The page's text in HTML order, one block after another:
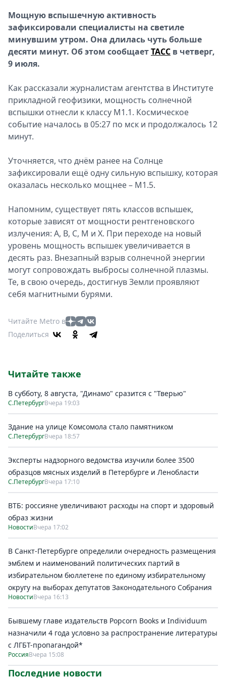
Спецпроекты
Звезды
Выборы
2026
Скачай
Мощную вспышечную активность
зафиксировали специалисты на светиле
минувшим утром. Она длилась чуть больше
десяти минут. Об этом сообщаетТАСС в четверг,
9 июля.
Как рассказали журналистам агентства в Институте
прикладной геофизики, мощность солнечной
вспышки отнесли к классу M1.1. Космическое
событие началось в 05:27 по мск и продолжалось 12
минут.
Уточняется, что днём ранее на Солнце
зафиксировали ещё одну сильную вспышку, которая
оказалась несколько мощнее – M1.5.
Напомним, существует пять классов вспышек,
которые зависят от мощности рентгеновского
излучения: A, B, C, M и X. При переходе на новый
уровень мощность вспышек увеличивается в
десять раз. Внезапный взрыв солнечной энергии
могут сопровождать выбросы солнечной плазмы.
Те, в свою очередь, достигнув Земли проявляют
себя магнитными бурями.
Читайте Metro в
Поделиться
Читайте также
В субботу, 8 августа, "Динамо" сразится с "Тверью"
С.ПетербургВчера 19:03
Здание на улице Комсомола стало памятником
С.ПетербургВчера 18:57
Эксперты надзорного ведомства изучили более 3500
образцов мясных изделий в Петербурге и Ленобласти
С.ПетербургВчера 17:10
ВТБ: россияне увеличивают расходы на спорт и здоровый
образ жизни
НовостиВчера 17:02
В Санкт-Петербурге определили очередность размещения
эмблем и наименований политических партий в
избирательном бюллетене по единому избирательному
округу на выборах депутатов Законодательного Собрания
НовостиВчера 16:13
Бывшему главе издательств Popcorn Books и Individuum
назначили 4 года условно за распространение литературы
с ЛГБТ-пропагандой*
РоссияВчера 15:08
Последние новости